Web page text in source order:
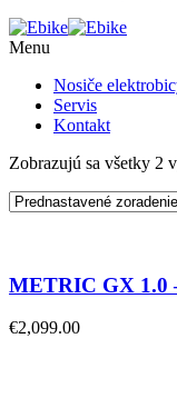
Menu
Nosiče
Servis
Kontakt
Zobrazujú sa všetky 2
METRIC GX 1.0
€2,099.00